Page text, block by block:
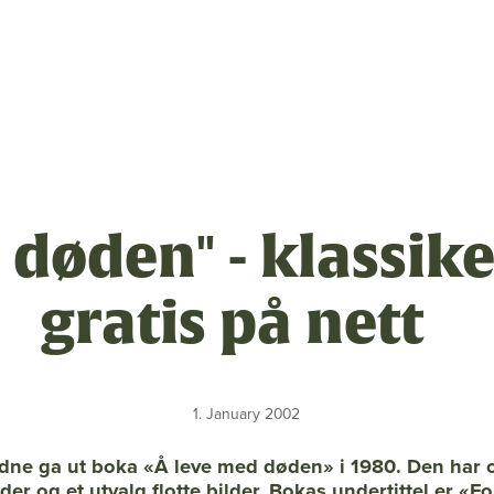
-
gratis på nett
1. January 2002
ga ut boka «Å leve med døden» i 1980. Den har